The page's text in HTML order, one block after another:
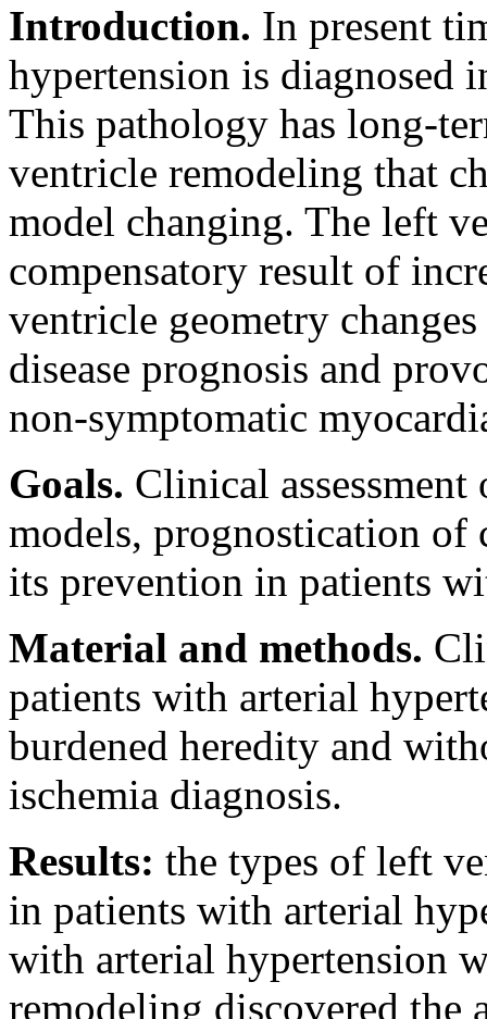
Introduction. In present
hypertension is diagnosed
This pathology has long-
ventricle remodeling that
model changing. The left
compensatory result of
ventricle geometry
disease prognosis and
non-symptomatic
Goals. Clinical
models, prognostication of
its prevention in patients
Material and methods.
patients with arterial
burdened heredity and
ischemia diagnosis.
Results: the types of left
in patients with arterial
with arterial hypertension
remodeling discovered the